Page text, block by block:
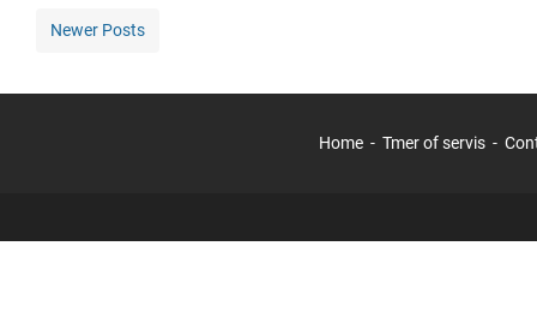
Newer Posts
Home Tmer of servis